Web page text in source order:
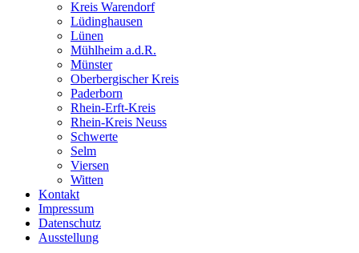
Kreis Warendorf
Lüdinghausen
Lünen
Mühlheim a.d.R.
Münster
Oberbergischer Kreis
Paderborn
Rhein-Erft-Kreis
Rhein-Kreis Neuss
Schwerte
Selm
Viersen
Witten
Kontakt
Impressum
Datenschutz
Ausstellung